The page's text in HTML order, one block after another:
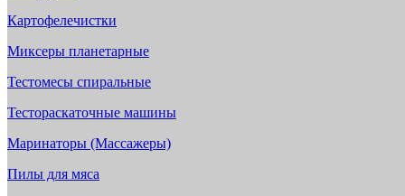
Картофелечистки
Миксеры планетарные
Тестомесы спиральные
Тестораскаточные машины
Маринаторы (Массажеры)
Пилы для мяса